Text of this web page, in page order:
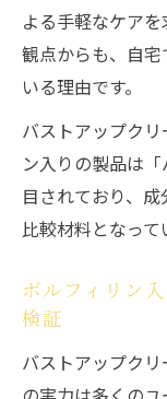
よる手軽なケア
観点からも、自
いる理由です。
バストアップク
ン入りの製品は
目されており、
比較材料となって
ボルフィリン
検証
バストアップク